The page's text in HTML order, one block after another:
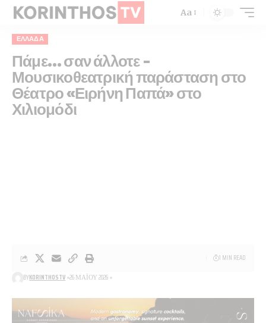
Aa
ΕΛΛΆΔΑ
Πάμε… σαν άλλοτε –
Μουσικοθεατρική παράσταση στο
Θέατρο «Ειρήνη Παπά» στο
Χιλιομόδι
BYKORINTHOSTV 26 ΜΑΪ́ΟΥ 2026
1 MIN READ